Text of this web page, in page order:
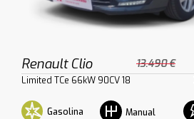
Renault Clio 13.490 €
Limited TCe 66kW 90CV 18
Gasolina Manual